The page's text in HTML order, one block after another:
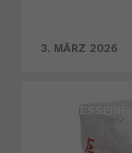
3. MÄRZ 2026